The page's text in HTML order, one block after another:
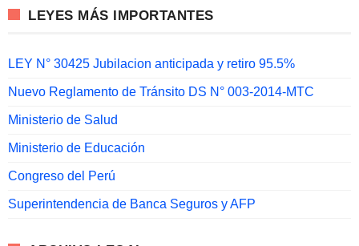
LEYES MÁS IMPORTANTES
LEY N° 30425 Jubilacion anticipada y retiro 95.5%
Nuevo Reglamento de Tránsito DS N° 003-2014-MTC
Ministerio de Salud
Ministerio de Educación
Congreso del Perú
Superintendencia de Banca Seguros y AFP